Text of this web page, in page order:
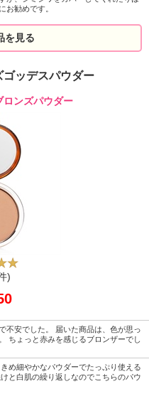
お勧めです。
を見る
ッデスパウダー
ロンズパウダー
)
不安でした。 届いた商品は、色が思っ
ちょっと赤みを感じるブロンザーでし
め細やかなパウダーでたっぷり使える
と白肌の繰り返しなのでこちらのパウ